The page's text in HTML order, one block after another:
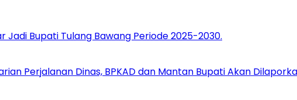
Jadi Bupati Tulang Bawang Periode 2025-2030.
Perjalanan Dinas, BPKAD dan Mantan Bupati Akan